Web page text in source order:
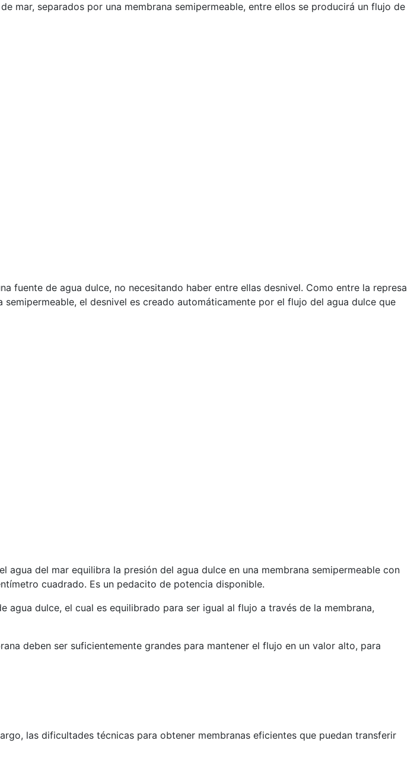
mar, separados por una membrana semipermeable, entre ellos se producirá un flujo de
fuente de agua dulce, no necesitando haber entre ellas desnivel. Como entre la represa
el desnivel es creado automáticamente por el flujo del agua dulce que
del mar equilibra la presión del agua dulce en una membrana semipermeable con
cuadrado. Es un pedacito de potencia disponible.
dulce, el cual es equilibrado para ser igual al flujo a través de la membrana,
deben ser suficientemente grandes para mantener el flujo en un valor alto, para
las dificultades técnicas para obtener membranas eficientes que puedan transferir